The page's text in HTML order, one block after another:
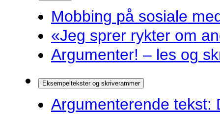
Mobbing på sosiale
«Jeg sprer rykter om
Argumenter! – les og
Eksempeltekster og skriverammer
Argumenterende tekst: